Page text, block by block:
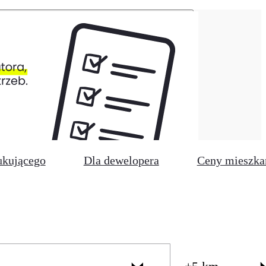
Dla dewelopera Ceny